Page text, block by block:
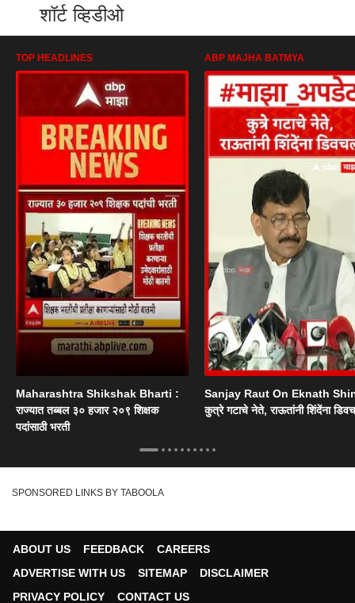
शॉर्ट व्हिडीओ
TOP HEADLINES
Maharashtra Shikshak Bharti :
राज्यात तब्बल ३० हजार २०९ शिक्षक
पदांसाठी भरती
ABP MAJHA BATMYA
Sanjay Raut On Eknath
कुत्रे गटाचे नेते, राऊतांनी शिंदेंना
SPONSORED LINKS BY TABOOLA
ABOUT US FEEDBACK
CAREERS
ADVERTISE WITH US
SITEMAP
DISCLAIMER
PRIVACY POLICY
CONTACT US